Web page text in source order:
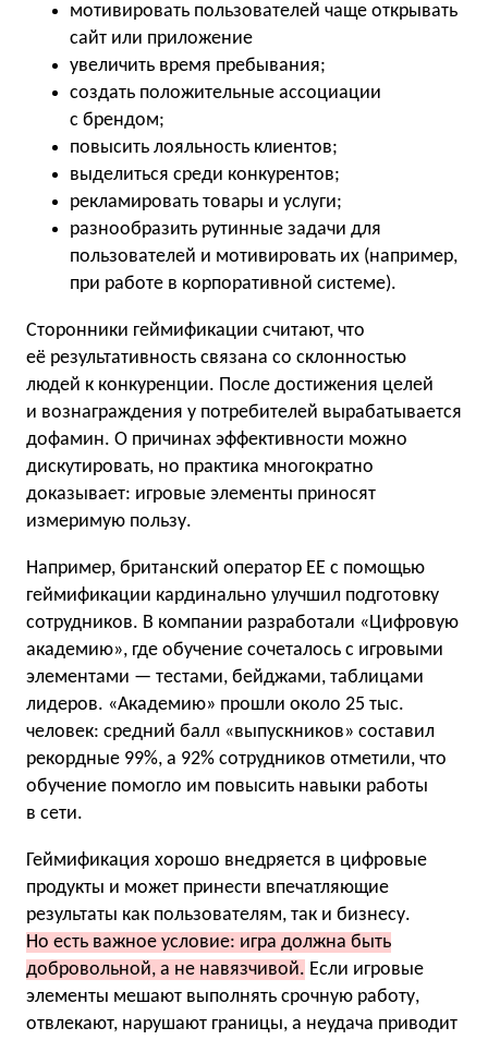
мотивировать пользователей чаще открывать
сайт или приложение
увеличить время пребывания;
создать положительные ассоциации
с брендом;
повысить лояльность клиентов;
выделиться среди конкурентов;
рекламировать товары и услуги;
разнообразить рутинные задачи для
пользователей и мотивировать их (например,
при работе в корпоративной системе).
Сторонники геймификации считают, что
её результативность связана со склонностью
людей к конкуренции. После достижения целей
и вознаграждения у потребителей вырабатывается
дофамин. О причинах эффективности можно
дискутировать, но практика многократно
доказывает: игровые элементы приносят
измеримую пользу.
Например, британский оператор EE с помощью
геймификации кардинально улучшил подготовку
сотрудников. В компании разработали «Цифровую
академию», где обучение сочеталось с игровыми
элементами — тестами, бейджами, таблицами
лидеров. «Академию» прошли около 25 тыс.
человек: средний балл «выпускников» составил
рекордные 99%, а 92% сотрудников отметили, что
обучение помогло им повысить навыки работы
в сети.
Геймификация хорошо внедряется в цифровые
продукты и может принести впечатляющие
результаты как пользователям, так и бизнесу.
Но есть важное условие: игра должна быть
добровольной, а не навязчивой. Если игровые
элементы мешают выполнять срочную работу,
отвлекают, нарушают границы, а неудача приводит